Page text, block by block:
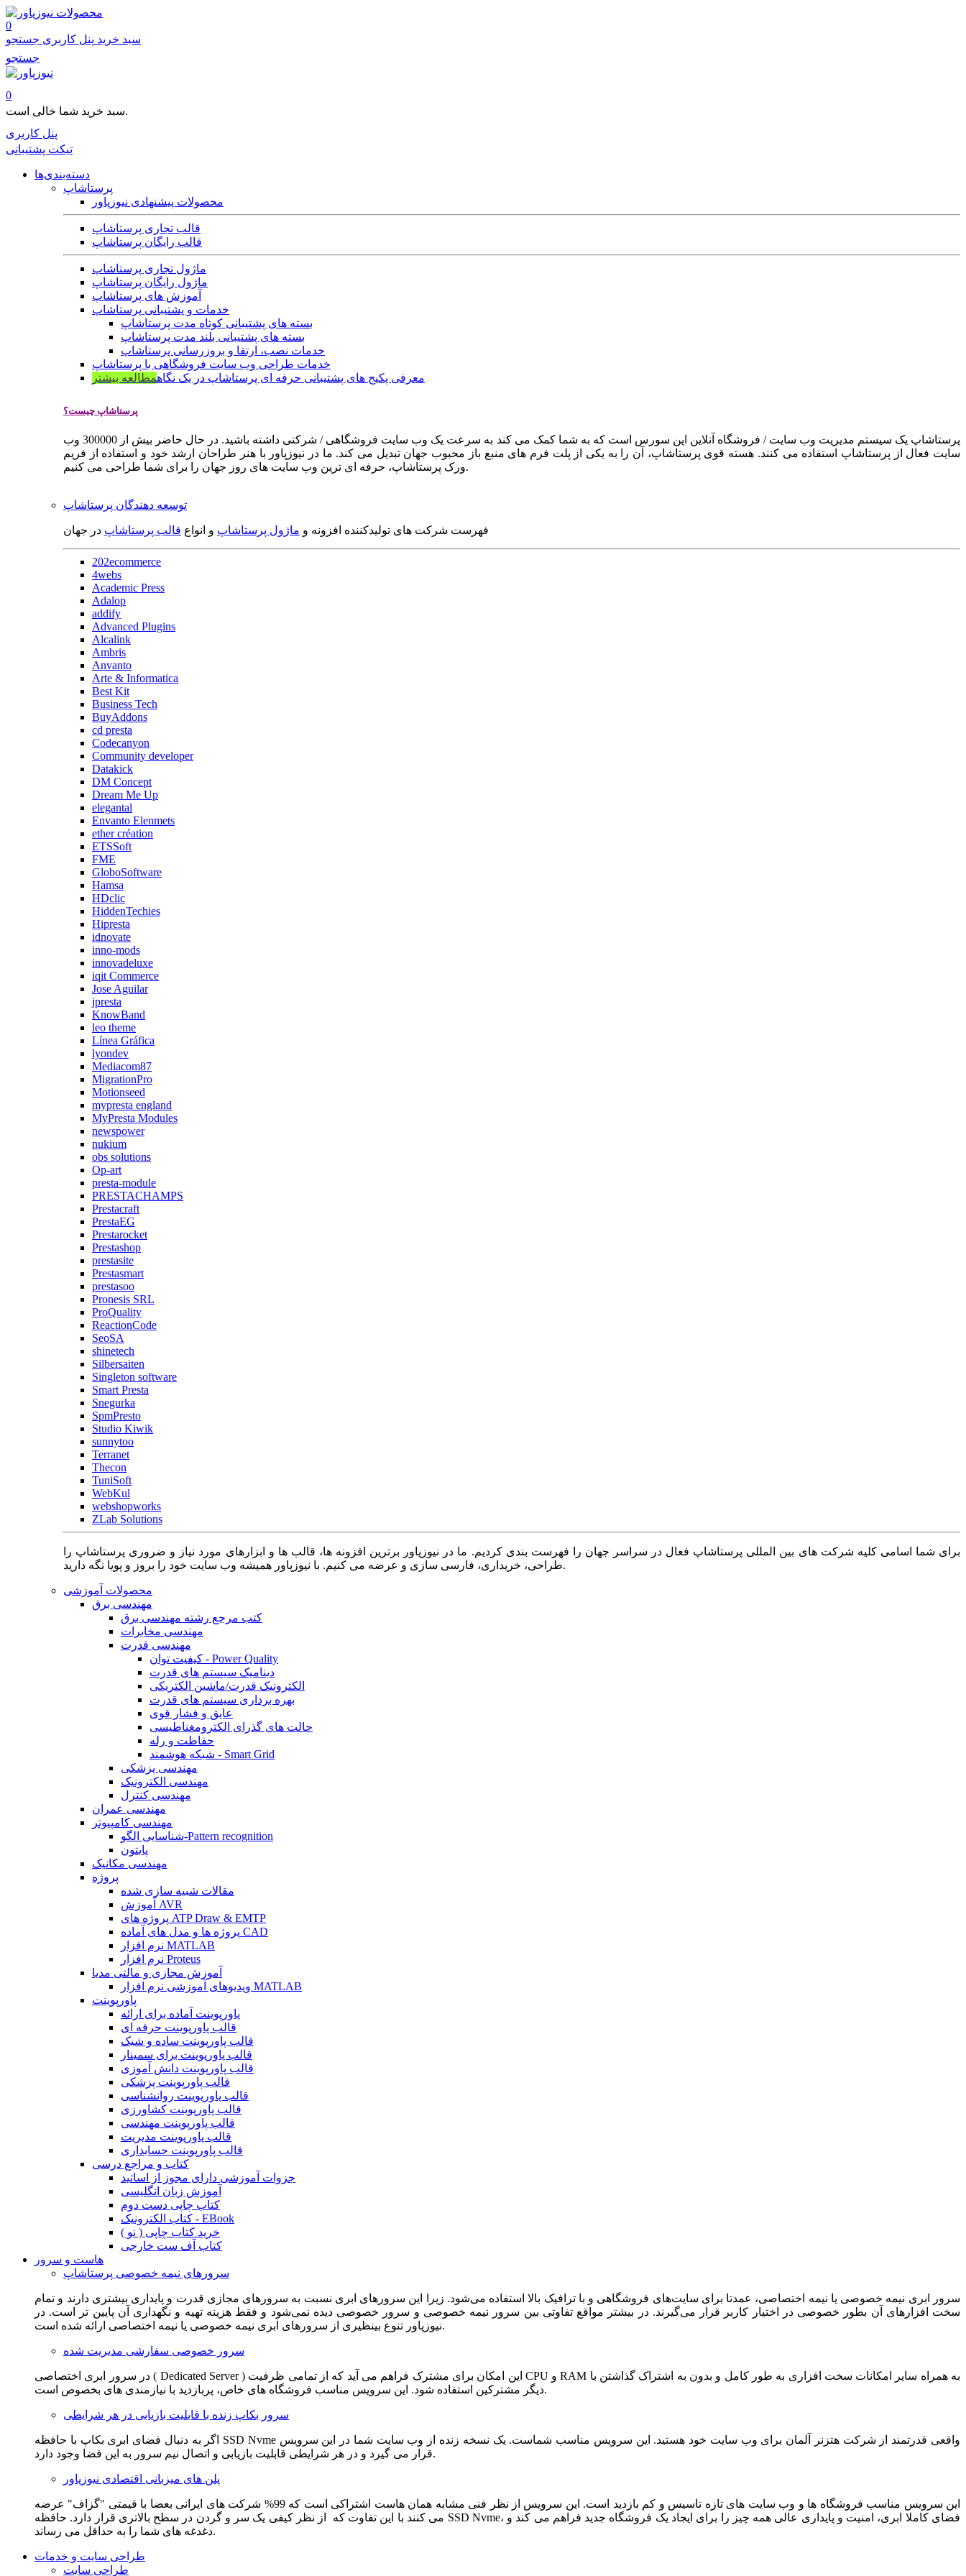
محصولات
0
سبد خرید پنل کاربری جستجو
جستجو
0
سبد خرید شما خالی است.
پنل کاربری
تیکت پشتیبانی
دسته‌بندی‌ها
پرستاشاپ
محصولات پیشنهادی نیوزپاور
قالب تجاری پرستاشاپ
قالب رایگان پرستاشاپ
ماژول تجاری پرستاشاپ
ماژول رایگان پرستاشاپ
آموزش های پرستاشاپ
خدمات و پشتیبانی پرستاشاپ
بسته های پشتیبانی کوتاه مدت پرستاشاپ
بسته های پشتیبانی بلند مدت پرستاشاپ
خدمات نصب، ارتقا و بروزرسانی پرستاشاپ
خدمات طراحی وب سایت فروشگاهی با پرستاشاپ
معرفی پکیج های پشتیبانی حرفه ای پرستاشاپ در یک نگاهمطالعه بیشتر
پرستاشاپ چیست؟
پرستاشاپ یک سیستم مدیریت وب سایت / فروشگاه آنلاین اپن سورس است که به شما کمک می کند به سرعت یک وب سایت فروشگاهی / شرکتی داشته باشید. در حال حاضر بیش از 300000 وب
سایت فعال از پرستاشاپ استفاده می کنند. هسته قوی پرستاشاپ، آن را به یکی از پلت فرم های منبع باز محبوب جهان تبدیل می کند. ما در نیوزپاور با هنر طراحان ارشد خود و استفاده از فریم
ورک پرستاشاپ، حرفه ای ترین وب سایت های روز جهان را برای شما طراحی می کنیم.
توسعه دهندگان پرستاشاپ
فهرست شرکت های تولیدکننده افزونه و ماژول پرستاشاپ و انواع قالب پرستاشاپ در جهان
202ecommerce
4webs
Academic Press
Adalop
addify
Advanced Plugins
Alcalink
Ambris
Anvanto
Arte & Informatica
Best Kit
Business Tech
BuyAddons
cd presta
Codecanyon
Community developer
Datakick
DM Concept
Dream Me Up
elegantal
Envanto Elenmets
ether création
ETSSoft
FME
GloboSoftware
Hamsa
HDclic
HiddenTechies
Hipresta
idnovate
inno-mods
innovadeluxe
iqit Commerce
Jose Aguilar
jpresta
KnowBand
leo theme
Línea Gráfica
lyondev
Mediacom87
MigrationPro
Motionseed
mypresta england
MyPresta Modules
newspower
nukium
obs solutions
Op-art
presta-module
PRESTACHAMPS
Prestacraft
PrestaEG
Prestarocket
Prestashop
prestasite
Prestasmart
prestasoo
Pronesis SRL
ProQuality
ReactionCode
SeoSA
shinetech
Silbersaiten
Singleton software
Smart Presta
Snegurka
SpmPresto
Studio Kiwik
sunnytoo
Terranet
Thecon
TuniSoft
WebKul
webshopworks
ZLab Solutions
برای شما اسامی کلیه شرکت های بین المللی پرستاشاپ فعال در سراسر جهان را فهرست بندی کردیم. ما در نیوزپاور برترین افزونه ها، قالب ها و ابزارهای مورد نیاز و ضروری پرستاشاپ را
طراحی، خریداری، فارسی سازی و عرضه می کنیم. با نیوزپاور همیشه وب سایت خود را بروز و پویا نگه دارید.
محصولات آموزشی
مهندسی برق
کتب مرجع رشته مهندسی برق
مهندسی مخابرات
مهندسی قدرت
کیفیت توان - Power Quality
دینامیک سیستم های قدرت
الکترونیک قدرت/ماشین الکتریکی
بهره برداری سیستم های قدرت
عایق و فشار قوی
حالت های گذرای الکترومغناطیسی
حفاظت و رله
شبکه هوشمند - Smart Grid
مهندسی پزشکی
مهندسی الکترونیک
مهندسی کنترل
مهندسی عمران
مهندسی کامپیوتر
شناسایی الگو-Pattern recognition
پایتون
مهندسی مکانیک
پروژه
مقالات شبیه سازی شده
آموزش AVR
پروژه های ATP Draw & EMTP
پروژه ها و مدل های آماده CAD
نرم افزار MATLAB
نرم افزار Proteus
آموزش مجازی و مالتی مدیا
ویدیوهای آموزشی نرم افزار MATLAB
پاورپوینت
پاورپوینت آماده برای ارائه
قالب پاورپوینت حرفه ای
قالب پاورپوینت ساده و شیک
قالب پاورپوینت برای سمینار
قالب پاورپوینت دانش آموزی
قالب پاورپوینت پزشکی
قالب پاورپوینت روانشناسی
قالب پاورپوینت کشاورزی
قالب پاورپوینت مهندسی
قالب پاورپوینت مدیریت
قالب پاورپوینت حسابداری
کتاب و مراجع درسی
جزوات آموزشی دارای مجوز از اساتید
آموزش زبان انگلیسی
کتاب چاپی دست دوم
کتاب الکترونیک - EBook
خرید کتاب چاپی ( نو )
کتاب آف ست خارجی
هاست و سرور
سرورهای نیمه خصوصی پرستاشاپ
سرور ابری نیمه خصوصی یا نیمه اختصاصی، عمدتا برای سایت‌های فروشگاهی و با ترافیک بالا استفاده می‌شود. زیرا این سرورهای ابری نسبت به سرورهای مجازی قدرت و پایداری بیشتری دارند و تمام
سخت افزارهای آن بطور خصوصی در اختیار کاربر قرار می‌گیرند. در بیشتر مواقع تفاوتی بین سرور نیمه خصوصی و سرور خصوصی دیده نمی‌شود و فقط هزینه تهیه و نگهداری آن پایین تر است. در
نیوزپاور تنوع بینظیری از سرورهای ابری نیمه خصوصی یا نیمه اختصاصی ارائه شده است.
سرور خصوصی سفارشی مدیریت شده
در سرور ابری اختصاصی ( Dedicated Server ) این امکان برای مشترک فراهم می آید که از تمامی ظرفیت CPU و RAM به همراه سایر امکانات سخت افزاری به طور کامل و بدون به اشتراک گذاشتن با
دیگر مشترکین استفاده شود. این سرویس مناسب فروشگاه های خاص، پربازدید با نیازمندی های بخصوص است.
سرور بکاپ زنده با قابلیت بازیابی در هر شرایطی
اگر به دنبال فضای ابری بکاپ با حافظه SSD Nvme واقعی قدرتمند از شرکت هتزنر آلمان برای وب سایت خود هستید. این سرویس مناسب شماست. یک نسخه زنده از وب سایت شما در این سرویس
قرار می گیرد و در هر شرایطی قابلیت بازیابی و اتصال نیم سرور به این فضا وجود دارد.
پلن های میزبانی اقتصادی نیوزپاور
این سرویس مناسب فروشگاه ها و وب سایت های تازه تاسیس و کم بازدید است. این سرویس از نظر فنی مشابه همان هاست اشتراکی است که 99% شرکت های ایرانی بعضا با قیمتی "گزاف" عرضه
می کنند با این تفاوت که از نظر کیفی یک سر و گردن در سطح بالاتری قرار دارد. حافظه SSD Nvme، فضای کاملا ابری، امنیت و پایداری عالی همه چیز را برای ایجاد یک فروشگاه جدید فراهم می کند و
دغدغه های شما را به حداقل می رساند.
طراحی سایت و خدمات
طراحی سایت